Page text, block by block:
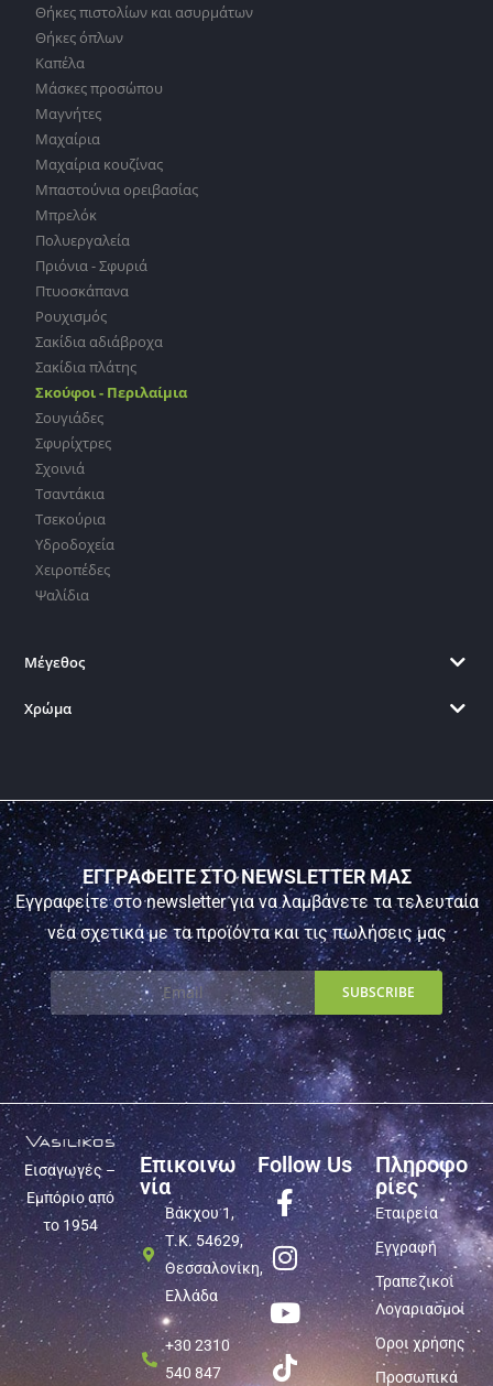
Θήκες πιστολίων και ασυρμάτων
Θήκες όπλων
Καπέλα
Μάσκες προσώπου
Μαγνήτες
Μαχαίρια
Μαχαίρια κουζίνας
Μπαστούνια ορειβασίας
Μπρελόκ
Πολυεργαλεία
Πριόνια - Σφυριά
Πτυοσκάπανα
Ρουχισμός
Σακίδια αδιάβροχα
Σακίδια πλάτης
Σκούφοι - Περιλαίμια
Σουγιάδες
Σφυρίχτρες
Σχοινιά
Τσαντάκια
Τσεκούρια
Υδροδοχεία
Χειροπέδες
Ψαλίδια
Μέγεθος
Χρώμα
ΕΓΓΡΑΦΕΙΤΕ ΣΤΟ NEWSLETTER ΜΑΣ
Εγγραφείτε στο newsletter για να λαμβάνετε τα τελευταία
νέα σχετικά με τα προϊόντα και τις πωλήσεις μας
Εισαγωγές –
Εμπόριο από
το 1954
Επικοινω
νία
Βάκχου 1,
Τ.Κ. 54629,
Θεσσαλονίκη,
Ελλάδα
+30 2310
540 847
Follow Us
Πληροφο
ρίες
Εταιρεία
Εγγραφή
Τραπεζικοί
Λογαριασμοί
Όροι χρήσης
Προσωπικά